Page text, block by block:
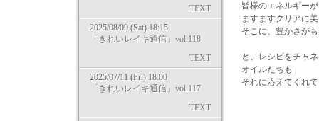
TEXT
2025/08/09 (Sat) 18:15
「きれいレイキ通信」vol.118
TEXT
2025/07/11 (Fri) 18:00
「きれいレイキ通信」vol.117
TEXT
皆様のエネルギーが
ますますクリアに
そこに、豊かさが
と、レシピをチャ
オイルたちも
それに応えてくれ